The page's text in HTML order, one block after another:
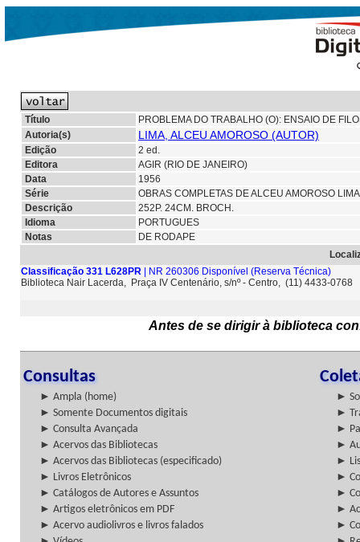
Título
PROBLEMA DO TRABALHO (O): ENSAIO DE
Autoria(s)
LIMA, ALCEU AMOROSO (AUTOR)
Edição
2 ed.
Editora
AGIR (RIO DE JANEIRO)
Data
1956
Série
OBRAS COMPLETAS DE ALCEU AMOROSO
Descrição
252P. 24CM. BROCH.
Idioma
PORTUGUES
Notas
DE RODAPE
Classificação 331 L628PR | NR 260306 Disponível (Reserva Técnica)
Biblioteca Nair Lacerda, Praça IV Centenário, s/nº - Centro, (11) 4433-0768
Antes de se dirigir à biblioteca
Consultas
► Ampla (home)
►
► Somente Documentos digitais
►
► Consulta Avançada
►
► Acervos das Bibliotecas
►
► Acervos das Bibliotecas (especificado)
►
► Livros Eletrônicos
►
► Catálogos de Autores e Assuntos
►
► Artigos eletrônicos em PDF
►
► Acervo audiolivros e livros falados
►